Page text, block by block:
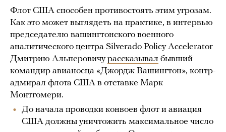
Флот США способен противостоять этим угрозам.
Как это может выглядеть на практике, в интервью
председателю вашингтонского военного
аналитического центра Silverado Policy Accelerator
Дмитрию Альперовичурассказывал бывший
командир авианосца «Джордж Вашингтон», контр-
адмирал флота США в отставке Марк
Монтгомери.
До начала проводки конвоев флот и авиация
США должны уничтожить максимальное число